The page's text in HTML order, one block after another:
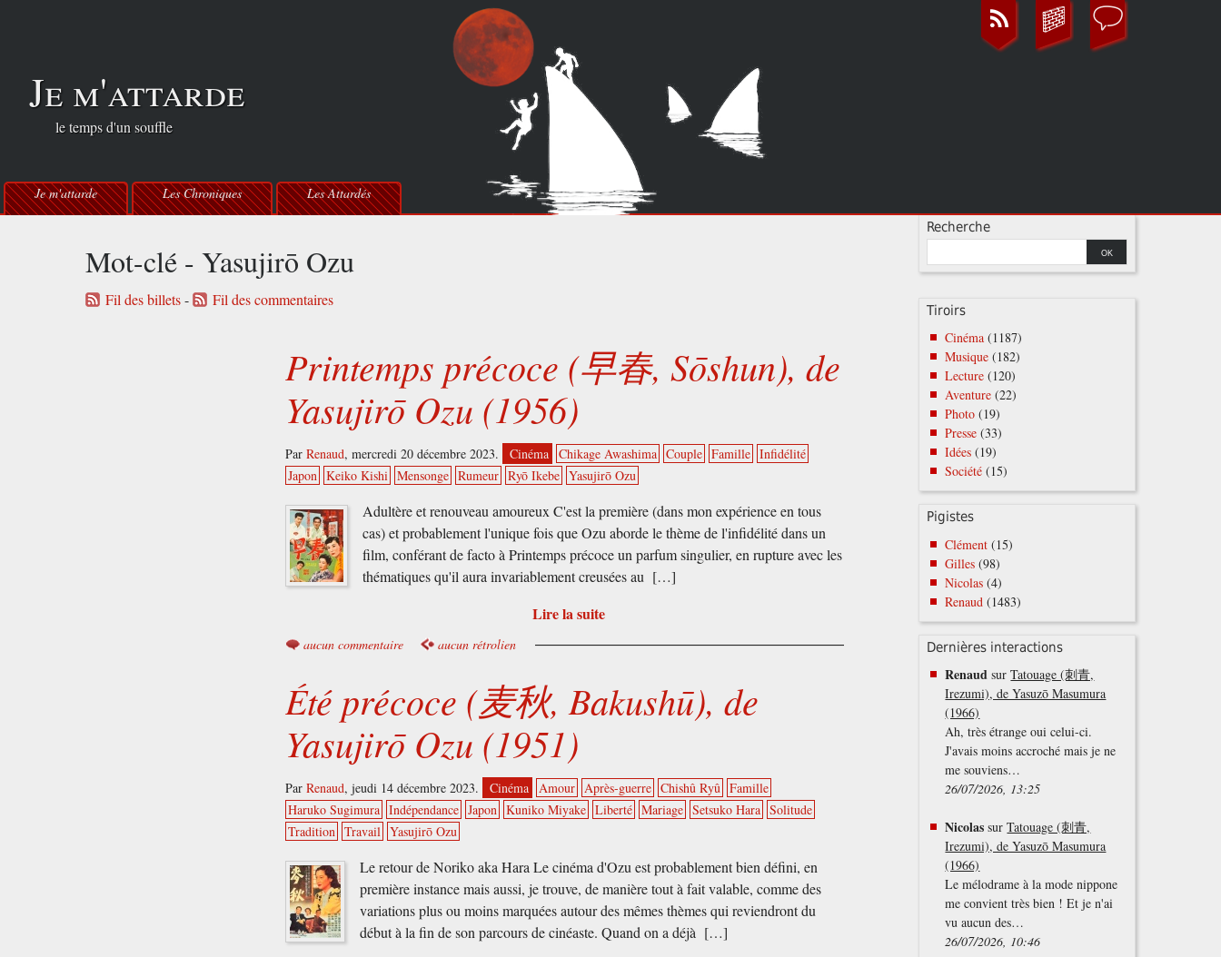
Je m'attarde
le temps d'un souffle
Je m'attarde Les Chroniques Les Attardés
Mot-clé - Yasujirō Ozu
Fil des billets- Fil des commentaires
Printemps précoce (早春, Sōshun), de
Yasujirō Ozu (1956)
ParRenaud,mercredi 20 décembre 2023. Cinéma Chikage Awashima Couple Famille Infidélité
Japon Keiko Kishi Mensonge Rumeur Ryō Ikebe Yasujirō Ozu
Adultère et renouveau amoureux C'est la première (dans mon expérience en tous
cas) et probablement l'unique fois que Ozu aborde le thème de l'infidélité dans un
film, conférant de facto à Printemps précoce un parfum singulier, en rupture avec les
thématiques qu'il aura invariablement creusées au […]
Lire la suite
aucun commentaire aucun rétrolien
Été précoce (麦秋, Bakushū), de
Yasujirō Ozu (1951)
ParRenaud,jeudi 14 décembre 2023. Cinéma Amour Après-guerre Chishû Ryû Famille
Haruko Sugimura Indépendance Japon Kuniko Miyake Liberté Mariage Setsuko Hara Solitude
Tradition Travail Yasujirō Ozu
Le retour de Noriko aka Hara Le cinéma d'Ozu est probablement bien défini, en
première instance mais aussi, je trouve, de manière tout à fait valable, comme des
variations plus ou moins marquées autour des mêmes thèmes qui reviendront du
début à la fin de son parcours de cinéaste. Quand on a déjà […]
Recherche
Tiroirs
Cinéma (1187)
Musique (182)
Lecture (120)
Aventure (22)
Photo (19)
Presse (33)
Idées (19)
Société (15)
Pigistes
Clément (15)
Gilles (98)
Nicolas (4)
Renaud (1483)
Dernières interactions
Renaud surTatouage (刺青,
Irezumi), de Yasuzō Masumura
(1966)
Ah, très étrange oui celui-ci.
J'avais moins accroché mais je ne
me souviens…
26/07/2026, 13:25
Nicolas surTatouage (刺青,
Irezumi), de Yasuzō Masumura
(1966)
Le mélodrame à la mode nippone
me convient très bien ! Et je n'ai
vu aucun des…
26/07/2026, 10:46